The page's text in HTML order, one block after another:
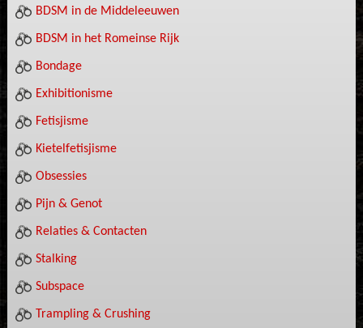
BDSM in de Middeleeuwen
BDSM in het Romeinse Rijk
Bondage
Exhibitionisme
Fetisjisme
Kietelfetisjisme
Obsessies
Pijn & Genot
Relaties & Contacten
Stalking
Subspace
Trampling & Crushing